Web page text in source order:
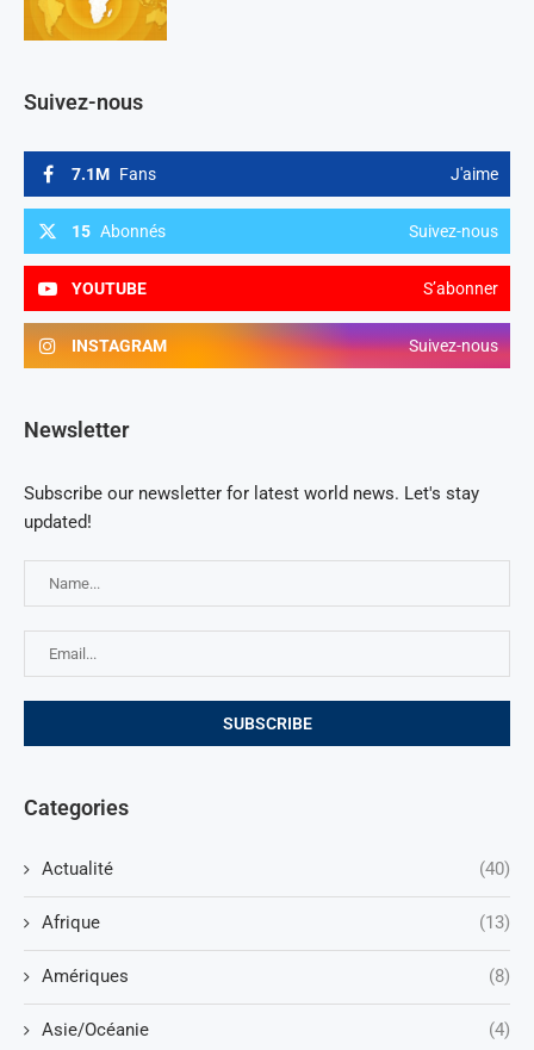
Suivez-nous
7.1M Fans J'aime
15 Abonnés Suivez-nous
YOUTUBE S’abonner
INSTAGRAM Suivez-nous
Newsletter
Subscribe our newsletter for latest world news. Let's stay
updated!
Categories
Actualité (40)
Afrique (13)
Amériques (8)
Asie/Océanie (4)